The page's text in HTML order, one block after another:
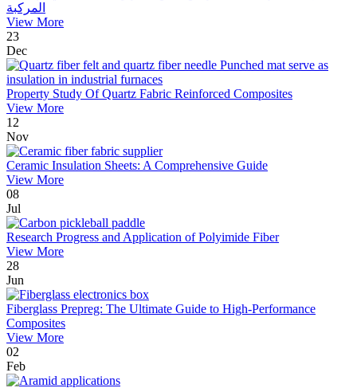
المركبة
View More
23
Dec
Property Study Of Quartz Fabric Reinforced Composites
View More
12
Nov
Ceramic Insulation Sheets: A Comprehensive Guide
View More
08
Jul
Research Progress and Application of Polyimide Fiber
View More
28
Jun
Fiberglass Prepreg: The Ultimate Guide to High-Performance
Composites
View More
02
Feb